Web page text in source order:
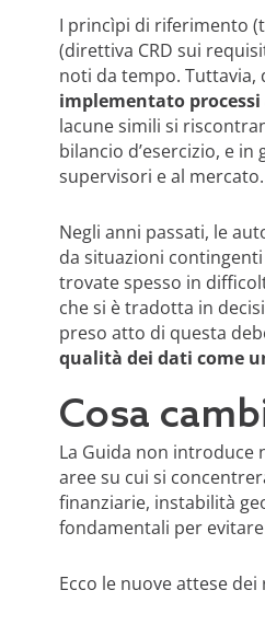
I princìpi di riferimento
(direttiva CRD sui
noti da tempo. Tuttavia,
implementato
lacune simili si
bilancio d’esercizio, e
supervisori e al mercato.
Negli anni passati, le
da situazioni
trovate spesso in
che si è tradotta in
preso atto di questa
qualità dei dati come
Cosa
La Guida non introduce
aree su cui si
finanziarie, instabilità
fondamentali per
Ecco le nuove attese